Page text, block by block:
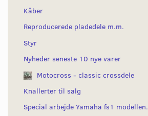
Kåber
Reproducerede pladedele m.m.
Styr
Nyheder seneste 10 nye varer
Motocross - classic crossdele
Knallerter til salg
Special arbejde Yamaha fs1 modellen.